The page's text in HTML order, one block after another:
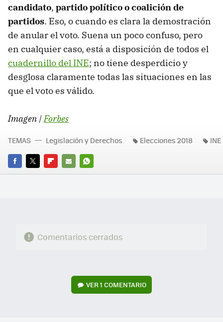
candidato, partido político o coalición de
partidos. Eso, o cuando es clara la demostración
de anular el voto. Suena un poco confuso, pero
en cualquier caso, está a disposición de todos el
cuadernillo del INE; no tiene desperdicio y
desglosa claramente todas las situaciones en las
que el voto es válido.
Imagen |Forbes
FACEBOOK
TWITTERFLIPBOARD
E-
WHATSAPP
TEMAS Legislación y Derechos Elecciones 2018 INE
Comentarios cerrados
VER1 COMENTARIO